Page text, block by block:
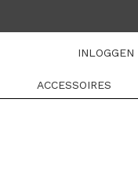
INLOGGEN
ACCESSOIRES